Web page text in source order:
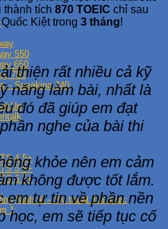
550
650
750
– Speaking 240
4.5+
5.5+
6.5+
Kinh tế – Kỹ thuật Thủ Đức
1
thành tích 870 TOEIC chỉ sau
Kiệttrong 3 tháng!
thiện rất nhiều cả kỹ
năng làm bài, nhất là
đó đã giúp em đạt
nghe của bài thi
khỏe nên em cảm
không được tốt lắm.
em tự tin về phần nền
học, em sẽ tiếp tục cố